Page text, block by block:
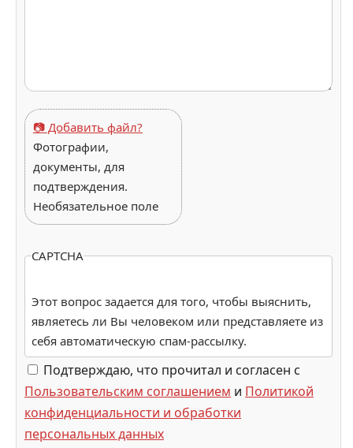
📷 Добавить файл?
Фотографии,
документы, для
подтверждения.
Необязательное поле
CAPTCHA
Этот вопрос задается для того, чтобы выяснить,
являетесь ли Вы человеком или представляете из
себя автоматическую спам-рассылку.
Подтверждаю, что прочитал и согласен с
Пользовательским соглашением и Политикой
конфиденциальности и обработки
персональных данных